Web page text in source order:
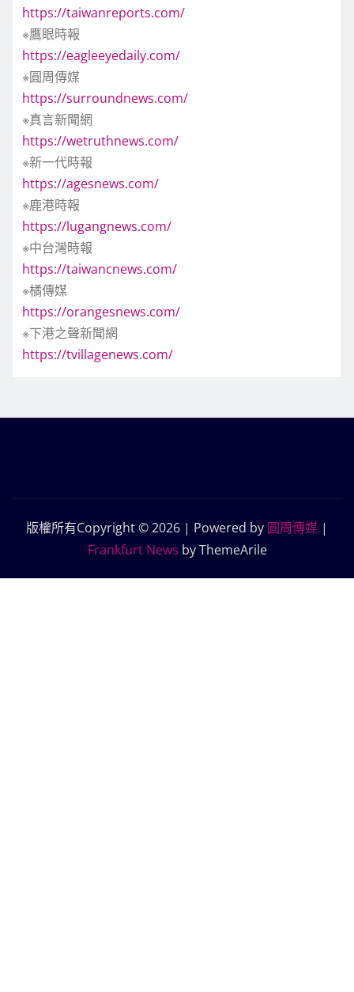
https://taiwanreports.com/
※鷹眼時報
https://eagleeyedaily.com/
※圓周傳媒
https://surroundnews.com/
※真言新聞網
https://wetruthnews.com/
※新一代時報
https://agesnews.com/
※鹿港時報
https://lugangnews.com/
※中台灣時報
https://taiwancnews.com/
※橘傳媒
https://orangesnews.com/
※下港之聲新聞網
https://tvillagenews.com/
版權所有Copyright © 2026 | Powered by 圓周傳媒 |
Frankfurt News by ThemeArile